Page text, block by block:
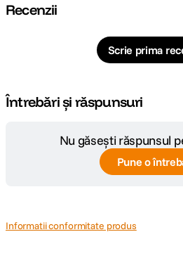
Recenzii
Scrie prima
Întrebări și răspunsuri
Nu găsești răspunsul
Pune o
Informatii conformitate produs